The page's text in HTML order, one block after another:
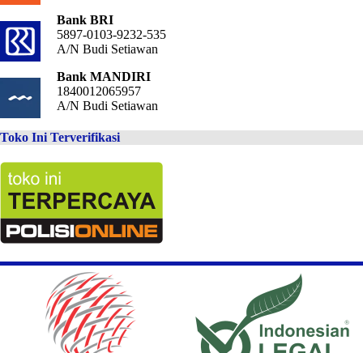
Bank BRI
5897-0103-9232-535
A/N Budi Setiawan
Bank MANDIRI
1840012065957
A/N Budi Setiawan
Toko Ini Terverifikasi